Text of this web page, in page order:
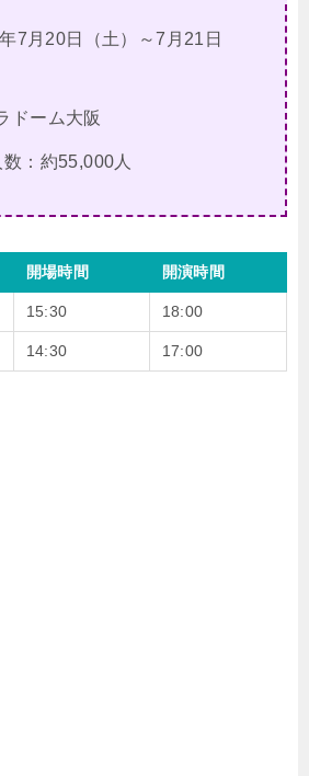
7月20日（土）～7月21日
ドーム大阪
：約55,000人
開場時間 開演時間
15:30 18:00
14:30 17:00